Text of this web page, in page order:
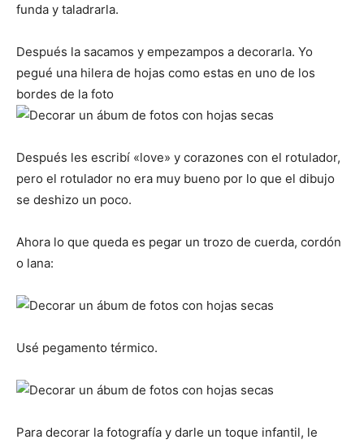
funda y taladrarla.
Después la sacamos y empezampos a decorarla. Yo
pegué una hilera de hojas como estas en uno de los
bordes de la foto
Después les escribí «love» y corazones con el rotulador,
pero el rotulador no era muy bueno por lo que el dibujo
se deshizo un poco.
Ahora lo que queda es pegar un trozo de cuerda, cordón
o lana:
Usé pegamento térmico.
Para decorar la fotografía y darle un toque infantil, le